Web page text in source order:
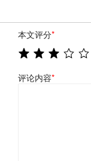
本文评分*
评论内容*